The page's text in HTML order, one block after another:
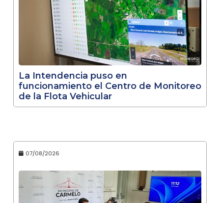
La Intendencia puso en
funcionamiento el Centro de Monitoreo
de la Flota Vehicular
07/08/2026